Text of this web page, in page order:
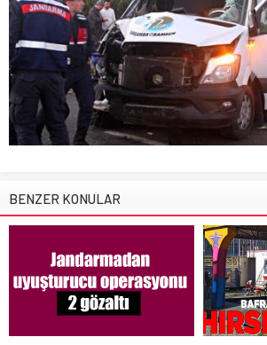
BENZER KONULAR